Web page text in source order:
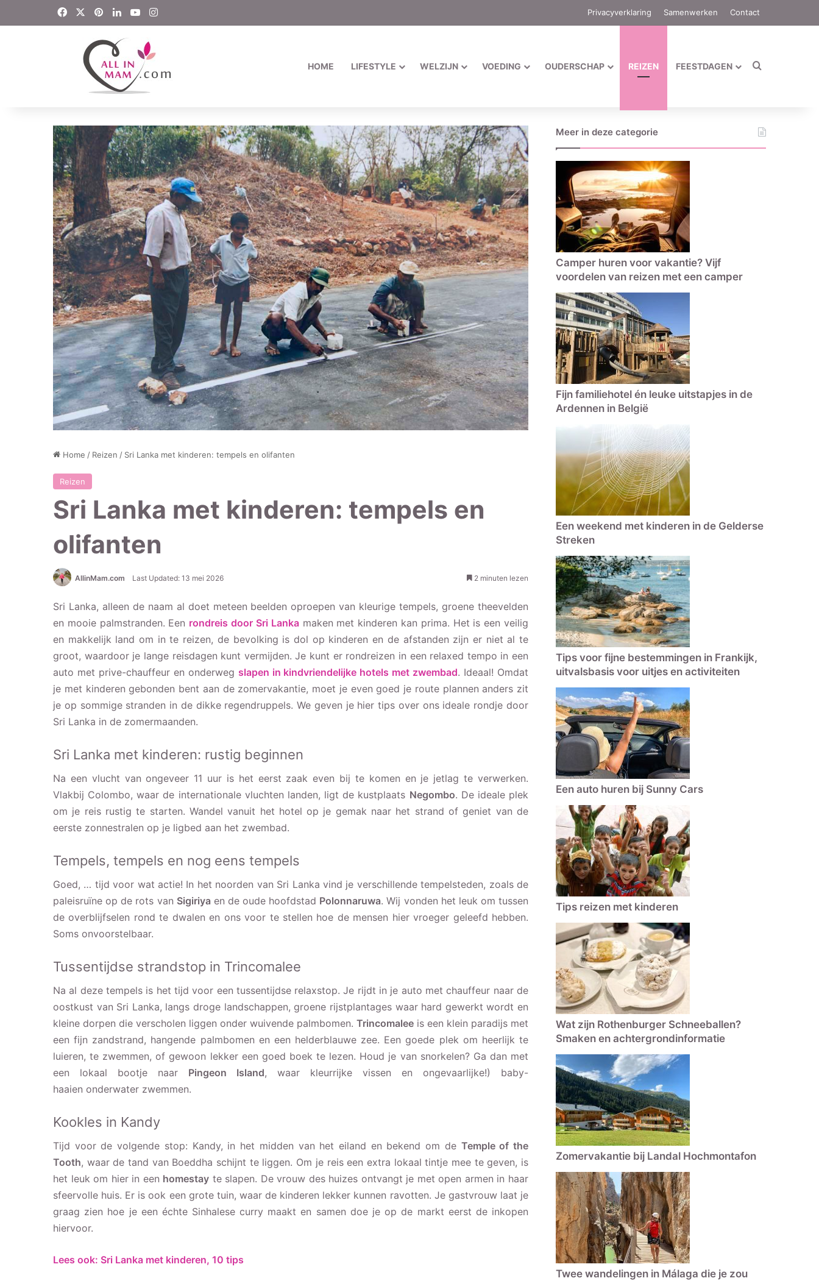
FacebookPinterestLinkedIn
YouTubeInstagram Privacyverklaring Samenwerken Contact
HOME LIFESTYLE WELZIJN VOEDING OUDERSCHAP REIZEN FEESTDAGEN Zoek naar
Home / Reizen / Sri Lanka met kinderen: tempels en olifanten
Reizen
Sri Lanka met kinderen: tempels en
olifanten
AllinMam.com Last Updated: 13 mei 2026 2 minuten lezen
Sri Lanka, alleen de naam al doet meteen beelden oproepen van kleurige tempels, groene theevelden
en mooie palmstranden. Een rondreis door Sri Lankamaken met kinderen kan prima. Het is een veilig
en makkelijk land om in te reizen, de bevolking is dol op kinderen en de afstanden zijn er niet al te
groot, waardoor je lange reisdagen kunt vermijden. Je kunt er rondreizen in een relaxed tempo in een
auto met prive-chauffeur en onderweg slapen in kindvriendelijke hotels met zwembad. Ideaal! Omdat
je met kinderen gebonden bent aan de zomervakantie, moet je even goed je route plannen anders zit
je op sommige stranden in de dikke regendruppels. We geven je hier tips over ons ideale rondje door
Sri Lanka in de zomermaanden.
Sri Lanka met kinderen: rustig beginnen
Na een vlucht van ongeveer 11 uur is het eerst zaak even bij te komen en je jetlag te verwerken.
Vlakbij Colombo, waar de internationale vluchten landen, ligt de kustplaats Negombo. De ideale plek
om je reis rustig te starten. Wandel vanuit het hotel op je gemak naar het strand of geniet van de
eerste zonnestralen op je ligbed aan het zwembad.
Tempels, tempels en nog eens tempels
Goed, … tijd voor wat actie! In het noorden van Sri Lanka vind je verschillende tempelsteden, zoals de
paleisruïne op de rots van Sigiriyaen de oude hoofdstad Polonnaruwa. Wij vonden het leuk om tussen
de overblijfselen rond te dwalen en ons voor te stellen hoe de mensen hier vroeger geleefd hebben.
Soms onvoorstelbaar.
Tussentijdse strandstop in Trincomalee
Na al deze tempels is het tijd voor een tussentijdse relaxstop. Je rijdt in je auto met chauffeur naar de
oostkust van Sri Lanka, langs droge landschappen, groene rijstplantages waar hard gewerkt wordt en
kleine dorpen die verscholen liggen onder wuivende palmbomen. Trincomalee is een klein paradijs met
een fijn zandstrand, hangende palmbomen en een helderblauwe zee. Een goede plek om heerlijk te
luieren, te zwemmen, of gewoon lekker een goed boek te lezen. Houd je van snorkelen? Ga dan met
een lokaal bootje naar Pingeon Island, waar kleurrijke vissen en ongevaarlijke!) baby-
haaien onderwater zwemmen.
Kookles in Kandy
Tijd voor de volgende stop: Kandy, in het midden van het eiland en bekend om de Temple of the
Tooth, waar de tand van Boeddha schijnt te liggen. Om je reis een extra lokaal tintje mee te geven, is
het leuk om hier in een homestay te slapen. De vrouw des huizes ontvangt je met open armen in haar
sfeervolle huis. Er is ook een grote tuin, waar de kinderen lekker kunnen ravotten. Je gastvrouw laat je
graag zien hoe je een échte Sinhalese curry maakt en samen doe je op de markt eerst de inkopen
hiervoor.
Lees ook: Sri Lanka met kinderen, 10 tips
Meer in deze categorie
Camper huren voor vakantie? Vijf
voordelen van reizen met een camper
Fijn familiehotel én leuke uitstapjes in de
Ardennen in België
Een weekend met kinderen in de Gelderse
Streken
Tips voor fijne bestemmingen in Frankijk,
uitvalsbasis voor uitjes en activiteiten
Een auto huren bij Sunny Cars
Tips reizen met kinderen
Wat zijn Rothenburger Schneeballen?
Smaken en achtergrondinformatie
Zomervakantie bij Landal Hochmontafon
Twee wandelingen in Málaga die je zou